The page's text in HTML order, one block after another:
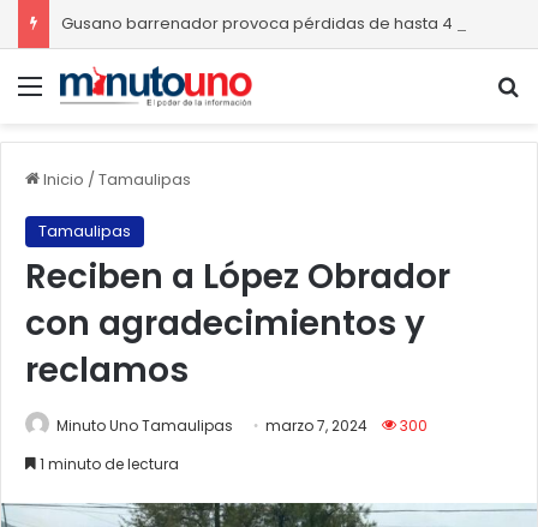
Menú
Inicio /Tamaulipas
Tamaulipas
Reciben a López Obrador
con agradecimientos y
reclamos
Minuto Uno Tamaulipas marzo 7, 2024
300
1 minuto de lectura